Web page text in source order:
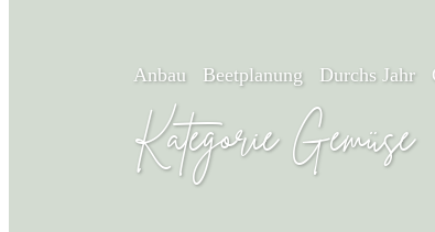
Anbau Beetplanung Durchs Jahr
Kategorie Gemüse